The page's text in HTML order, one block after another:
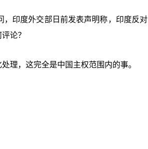
印度外交部日前发表声明称，印度反对
论？
理，这完全是中国主权范围内的事。